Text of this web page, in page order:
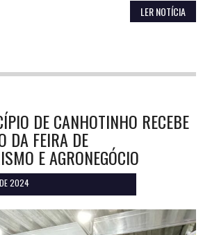
LER NOTÍCIA
DE CANHOTINHO RECEBE
DA FEIRA DE
E AGRONEGÓCIO
2024